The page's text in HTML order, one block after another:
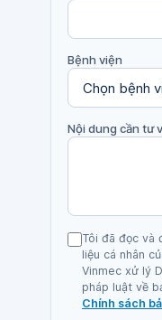
Bệnh viện
Nội dung cần tư
Tôi đã đọc và
liệu cá nhân
Vinmec xử lý
pháp luật về
Chính sách